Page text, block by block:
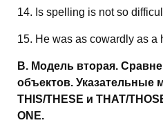
14. Is spelling is not so
15. He was as cowardly as a
B. Модель вторая.
объектов. Указательные
THIS/THESE и THAT/
ONE.